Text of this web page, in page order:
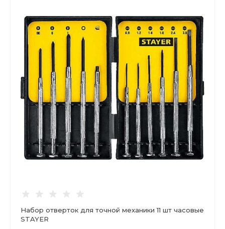
Набор отверток для точной механики 11 шт часовые
STAYER